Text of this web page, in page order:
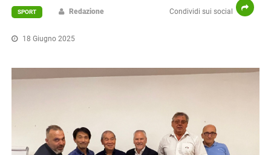
Condividi sui social
SPORT Redazione
18 Giugno 2025